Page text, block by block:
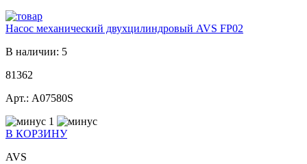
Насос механический двухцилиндровый AVS FP02
В наличии: 5
81362
Арт.: A07580S
1
В КОРЗИНУ
AVS